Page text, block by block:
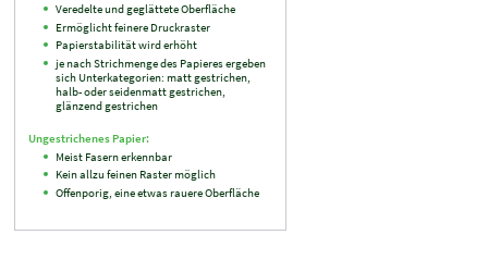
Veredelte und geglättete Oberfläche
Ermöglicht feinere Druckraster
Papierstabilität wird erhöht
je nach Strichmenge des Papieres ergeben
sich Unterkategorien: matt gestrichen,
halb- oder seidenmatt gestrichen,
glänzend gestrichen
Ungestrichenes Papier:
Meist Fasern erkennbar
Kein allzu feinen Raster möglich
Offenporig, eine etwas rauere Oberfläche